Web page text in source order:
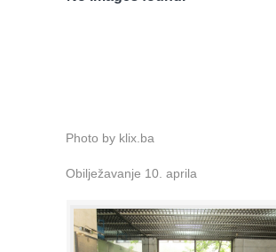
Photo by klix.ba
Obilježavanje 10. aprila